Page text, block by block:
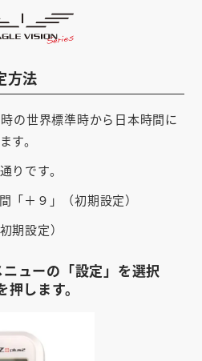
ート
方法
の世界標準時から日本時間に
す。
りです。
「＋９」（初期設定）
期設定）
ューの「設定」を選択
します。